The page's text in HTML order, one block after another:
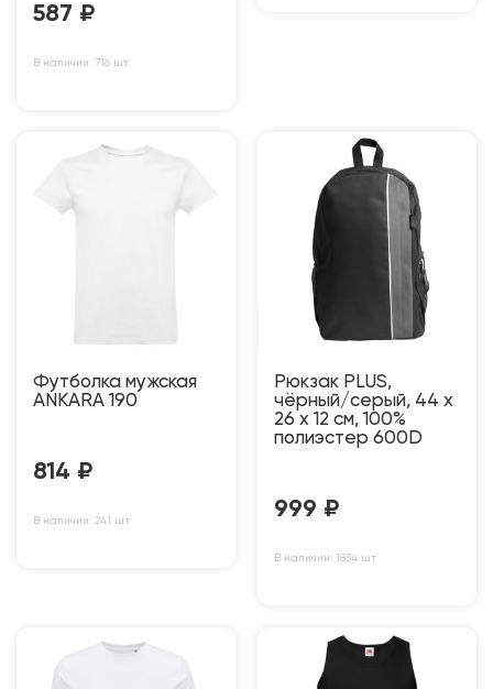
587 ₽
В наличии: 716 шт
Футболка мужская
ANKARA 190
814 ₽
В наличии: 241 шт
Рюкзак PLUS,
чёрный/серый, 44 x
26 x 12 см, 100%
полиэстер 600D
999 ₽
В наличии: 1834 шт